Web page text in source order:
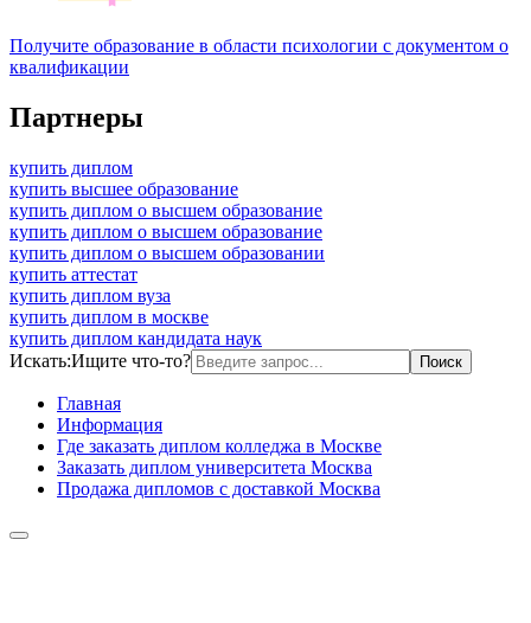
Получите образование в области психологии с документом о
квалификации
Партнеры
купить диплом
купить высшее образование
купить диплом о высшем образование
купить диплом о высшем образование
купить диплом о высшем образовании
купить аттестат
купить диплом вуза
купить диплом в москве
купить диплом кандидата наук
Искать:Ищите что-то?
Главная
Информация
Где заказать диплом колледжа в Москве
Заказать диплом университета Москва
Продажа дипломов с доставкой Москва